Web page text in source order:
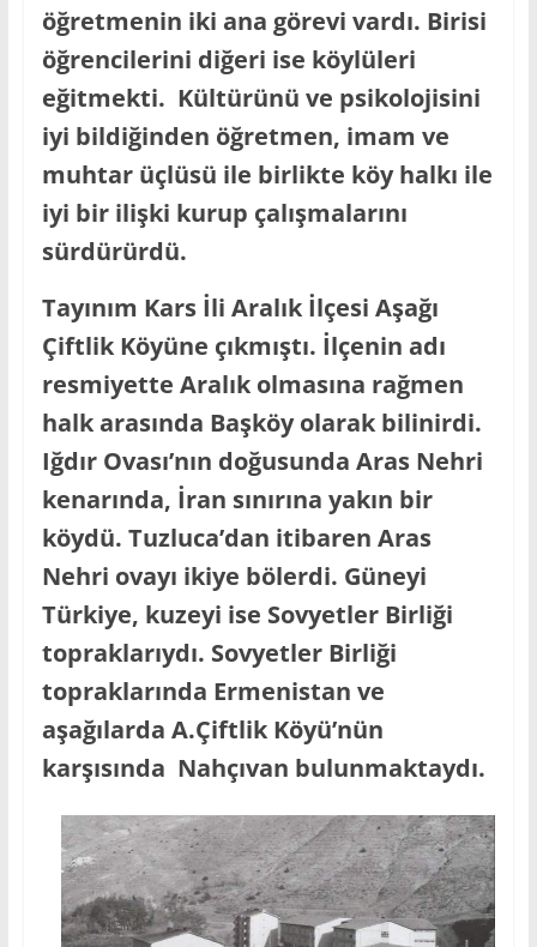
öğretmenin iki ana görevi vardı. Birisi
öğrencilerini diğeri ise köylüleri
eğitmekti. Kültürünü ve psikolojisini
iyi bildiğinden öğretmen, imam ve
muhtar üçlüsü ile birlikte köy halkı ile
iyi bir ilişki kurup çalışmalarını
sürdürürdü.
Tayınım Kars İli Aralık İlçesi Aşağı
Çiftlik Köyüne çıkmıştı. İlçenin adı
resmiyette Aralık olmasına rağmen
halk arasında Başköy olarak bilinirdi.
Iğdır Ovası’nın doğusunda Aras Nehri
kenarında, İran sınırına yakın bir
köydü. Tuzluca’dan itibaren Aras
Nehri ovayı ikiye bölerdi. Güneyi
Türkiye, kuzeyi ise Sovyetler Birliği
topraklarıydı. Sovyetler Birliği
topraklarında Ermenistan ve
aşağılarda A.Çiftlik Köyü’nün
karşısında Nahçıvan bulunmaktaydı.